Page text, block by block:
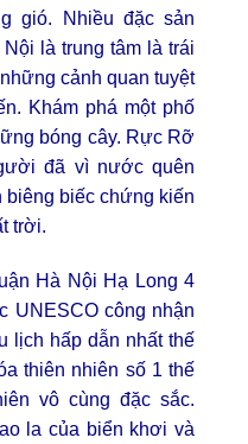
gió. Nhiều đặc sản
là trung tâm là trái
cảnh quan tuyệt
Khám phá một phố
bóng cây. Rực Rỡ
đã vì nước quên
biêng biếc chứng kiến
trời.
Hà Nội Hạ Long 4
UNESCO công nhận
lịch hấp dẫn nhất thế
thiên nhiên số 1 thế
vô cùng đặc sắc.
la của biển khơi và